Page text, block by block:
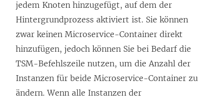
jedem Knoten hinzugefügt, auf dem der
Hintergrundprozess aktiviert ist. Sie können
zwar keinen Microservice-Container direkt
hinzufügen, jedoch können Sie bei Bedarf die
TSM-Befehlszeile nutzen, um die Anzahl der
Instanzen für beide Microservice-Container zu
ändern. Wenn alle Instanzen der